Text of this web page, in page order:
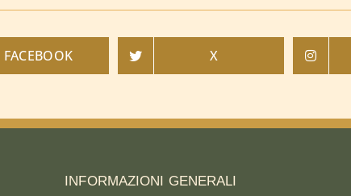
FACEBOOK X
INFORMAZIONI GENERALI